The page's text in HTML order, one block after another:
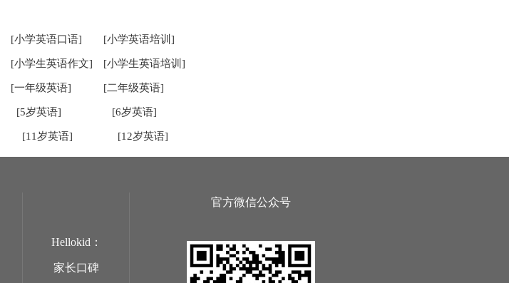
[小学英语口语] [小学英语培训]
[小学生英语作文] [小学生英语培训]
[一年级英语] [二年级英语]
[5岁英语] [6岁英语]
[11岁英语] [12岁英语]
Hellokid：
家长口碑
官方微信公众号